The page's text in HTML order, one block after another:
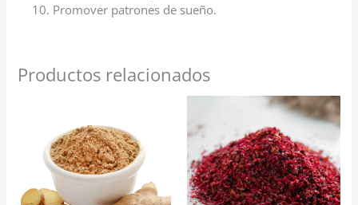
Promover patrones de sueño.
Productos relacionados
Rango
precios:
desde
$3.400
hasta
$7.900
Las